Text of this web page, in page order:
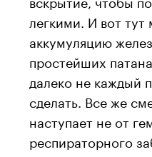
легкими. И вот
аккумуляцию
простейших
далеко не каждый
сделать. Все же
наступает не от
респираторного